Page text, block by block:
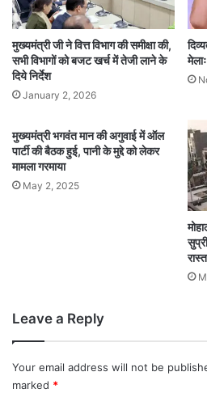
मुख्यमंत्री जी ने वित्त विभाग की समीक्षा की,
सभी विभागों को बजट खर्च में तेजी लाने के
दिये निर्देश
January 2, 2026
मुख्यमंत्री भगवंत मान की अगुवाई में ऑल
पार्टी की बैठक हुई, पानी के मुद्दे को लेकर
मामला गरमाया
May 2, 2025
Leave a Reply
Your email address will not be
marked *